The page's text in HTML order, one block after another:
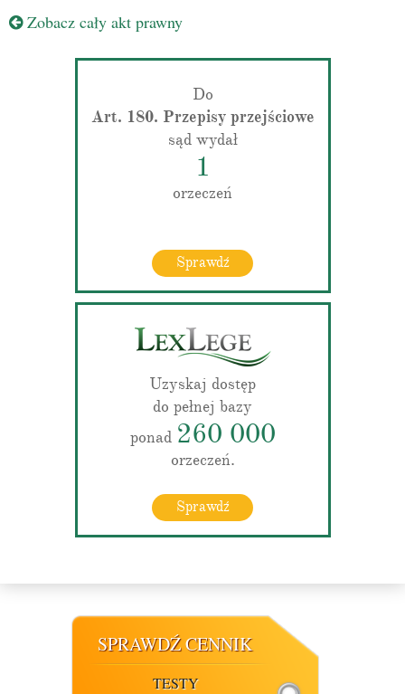
Zobacz cały akt prawny
Do
Art. 180. Przepisy przejściowe
sąd wydał
1
orzeczeń
Sprawdź
Uzyskaj dostęp
do pełnej bazy
ponad 260 000
orzeczeń.
Sprawdź
SPRAWDŹ CENNIK
TESTY